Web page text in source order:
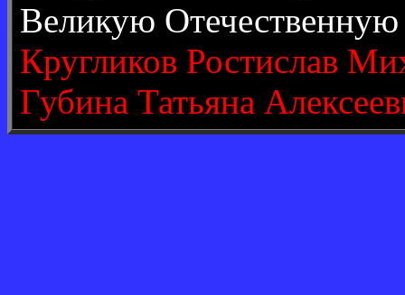
Великую Отечественную
Кругликов Ростислав
Губина Татьяна